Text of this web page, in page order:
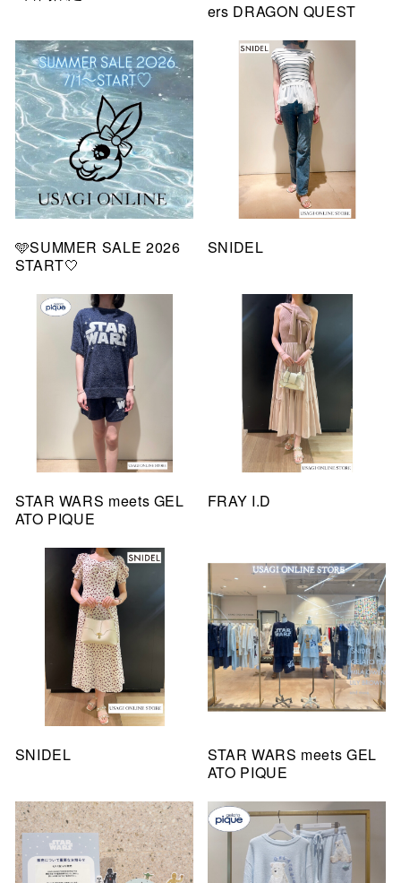
ers DRAGON QUEST
🩵SUMMER SALE 2026
START🤍
SNIDEL
STAR WARS meets GEL
ATO PIQUE
FRAY I.D
SNIDEL
STAR WARS meets GEL
ATO PIQUE